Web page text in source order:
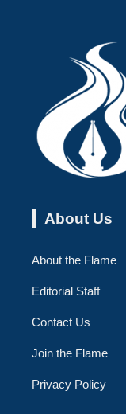
About Us
About the Flame
Editorial Staff
Contact Us
Join the Flame
Privacy Policy